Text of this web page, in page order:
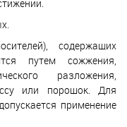
содержащих
путем сожжения,
разложения,
или порошок. Для
применение